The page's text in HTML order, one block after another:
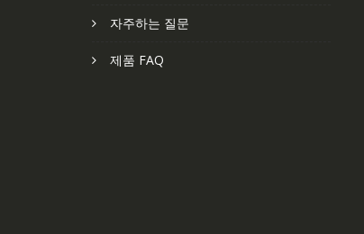
자주하는 질문
제품 FAQ